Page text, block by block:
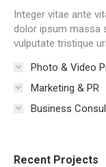
Integer vitae ante
dolor ipsum massa
vulputate tristique
Photo & Video
Marketing & PR
Business
Recent Projects